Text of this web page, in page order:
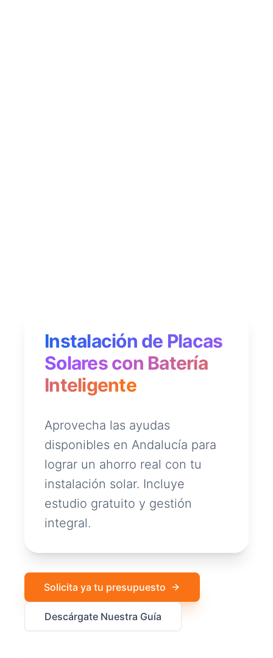
Instalación de Placas
Solares con Batería
Inteligente
Aprovecha las ayudas
disponibles en Andalucía para
lograr un ahorro real con tu
instalación solar. Incluye
estudio gratuito y gestión
integral.
Solicita ya tu presupuesto
Descárgate Nuestra Guía